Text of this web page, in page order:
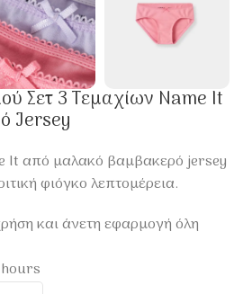
Σετ 3 Τεμαχίων Name It
Jersey
It από μαλακό βαμβακερό jersey
φιόγκο λεπτομέρεια.
και άνετη εφαρμογή όλη